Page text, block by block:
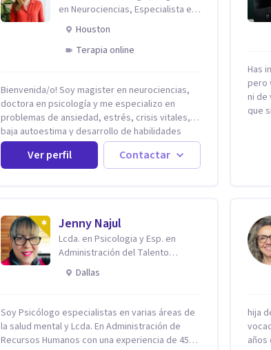
en Neurociencias, Especialista en
ansiedad y mindfulness
Houston
Terapia online
Bienvenida/o! Soy magister en neurociencias,
doctora en psicología y me especializo en
problemas de ansiedad, estrés, crisis vitales,
baja autoestima y desarrollo de habilidades
para el bienestar emocional (acompaño además
problemáticas como la desregulación
emocional, tendencias perfeccionistas,
Ver perfil Contactar
Has
pero
ni de
que
y
Jenny Najul
Lcda. en Psicologia y Esp. en
Administración del Talento
Humano
Dallas
Soy Psicólogo especialistas en varias áreas de
la salud mental y Lcda. En Administración de
Recursos Humanos con una experiencia de 45
hija
años